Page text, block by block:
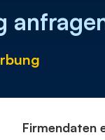
Firmendaten